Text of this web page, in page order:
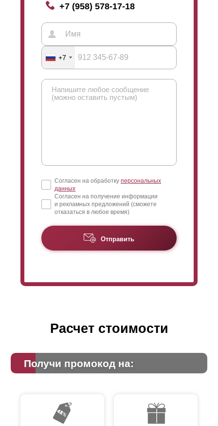
+7 (958) 578-17-18
+7
Согласен на обработку персональных
данных
Согласен на получение информации
и рекламных предложений (сможете
отказаться в любое время)
Отправить
Расчет стоимости
Получи промокод на: